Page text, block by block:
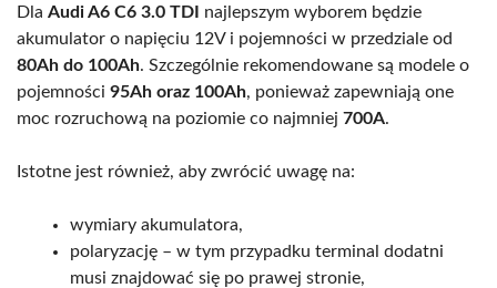
Dla Audi A6 C6 3.0 TDI
najlepszym wyborem będzie
akumulator o napięciu 12V i pojemności w przedziale od
80Ah do 100Ah. Szczególnie rekomendowane są modele o
pojemności 95Ah oraz 100Ah, ponieważ zapewniają one
moc rozruchową na poziomie co najmniej 700A.
Istotne jest również, aby zwrócić uwagę na:
wymiary akumulatora,
polaryzację – w tym przypadku terminal dodatni
musi znajdować się po prawej stronie,